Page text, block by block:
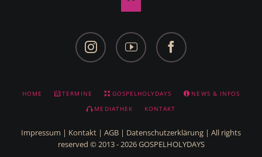
NAVIGATION
ÜBERSPRINGEN
HOME TERMINE GOSPELHOLYDAYS
NEWS & INFOS
MEDIATHEK
KONTAKT
Impressum | Kontakt | AGB | Datenschutzerklärung | All rights
reserved © 2013 - 2026 GOSPELHOLYDAYS